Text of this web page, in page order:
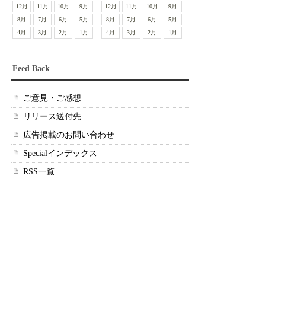
12月 11月 10月
9月
8月
7月 6月
5月
4月
3月 2月 1月
12月 11月 10月
9月
8月
7月 6月
5月
4月
3月 2月 1月
Feed Back
ご意見・ご感想
リリース送付先
広告掲載のお問い合わせ
Specialインデックス
RSS一覧